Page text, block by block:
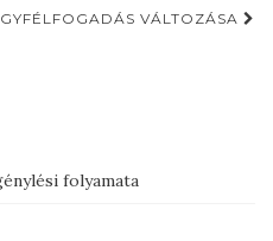
VÁLTOZÁSA
folyamata